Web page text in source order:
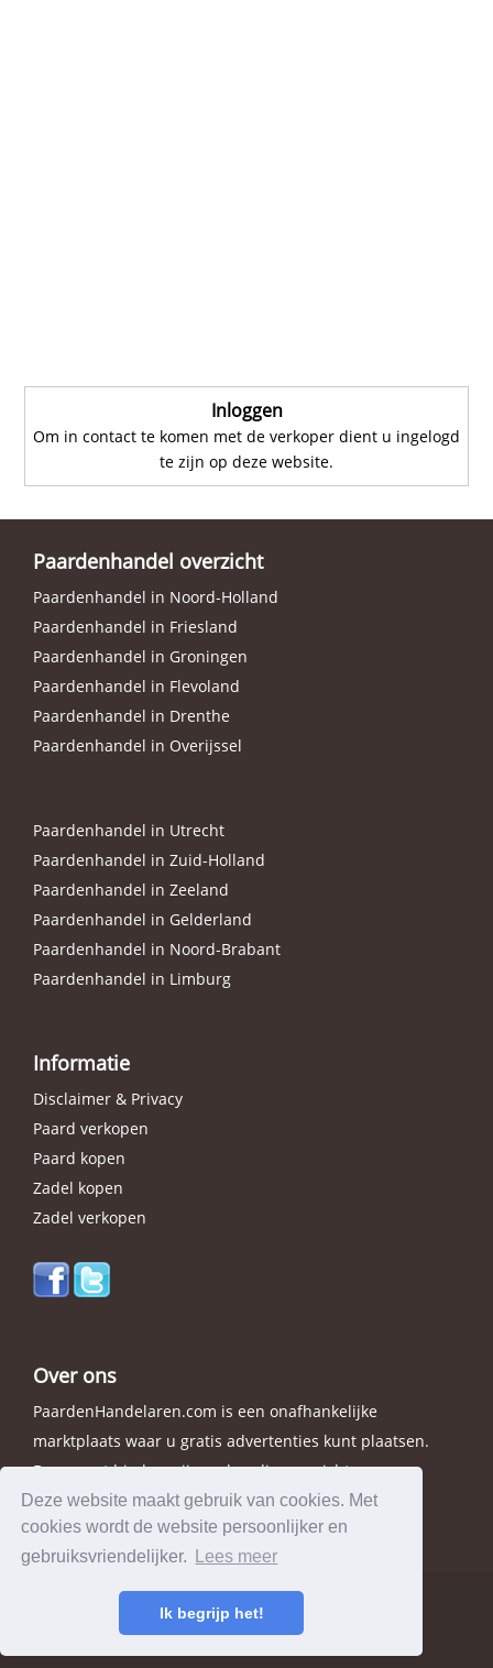
Deze website maakt gebruik van cookies. Met
cookies wordt de website persoonlijker en
gebruiksvriendelijker.
Lees meer
Ik begrijp het!
Inloggen
Om in contact te komen met de verkoper dient u ingelogd
te zijn op deze website.
Paardenhandel overzicht
Paardenhandel in Noord-Holland
Paardenhandel in Friesland
Paardenhandel in Groningen
Paardenhandel in Flevoland
Paardenhandel in Drenthe
Paardenhandel in Overijssel
Paardenhandel in Utrecht
Paardenhandel in Zuid-Holland
Paardenhandel in Zeeland
Paardenhandel in Gelderland
Paardenhandel in Noord-Brabant
Paardenhandel in Limburg
Informatie
Disclaimer & Privacy
Paard verkopen
Paard kopen
Zadel kopen
Zadel verkopen
Over ons
PaardenHandelaren.com is een onafhankelijke
marktplaats waar u gratis advertenties kunt plaatsen.
Daarnaast bieden wij een handig overzicht van
handelaren in elke provincie.
© 2026 PaardenHandelaren.com